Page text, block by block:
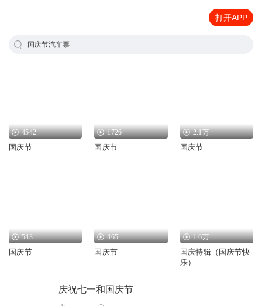
打开APP
国庆节汽车票
4542
国庆节
1726
国庆节
2.1万
国庆节
543
国庆节
465
国庆节
1.6万
国庆特辑（国庆节快
乐）
庆祝七一和国庆节